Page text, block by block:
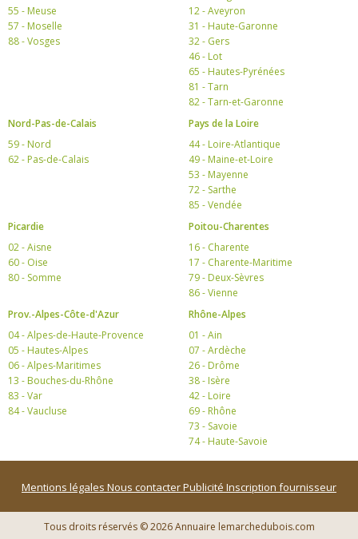
55 - Meuse
57 - Moselle
88 - Vosges
12 - Aveyron
31 - Haute-Garonne
32 - Gers
46 - Lot
65 - Hautes-Pyrénées
81 - Tarn
82 - Tarn-et-Garonne
Nord-Pas-de-Calais
59 - Nord
62 - Pas-de-Calais
Pays de la Loire
44 - Loire-Atlantique
49 - Maine-et-Loire
53 - Mayenne
72 - Sarthe
85 - Vendée
Picardie
02 - Aisne
60 - Oise
80 - Somme
Poitou-Charentes
16 - Charente
17 - Charente-Maritime
79 - Deux-Sèvres
86 - Vienne
Prov.-Alpes-Côte-d'Azur
04 - Alpes-de-Haute-Provence
05 - Hautes-Alpes
06 - Alpes-Maritimes
13 - Bouches-du-Rhône
83 - Var
84 - Vaucluse
Rhône-Alpes
01 - Ain
07 - Ardèche
26 - Drôme
38 - Isère
42 - Loire
69 - Rhône
73 - Savoie
74 - Haute-Savoie
Mentions légales Nous contacterPublicité Inscription fournisseur
Tous droits réservés © 2026 Annuaire lemarchedubois.com